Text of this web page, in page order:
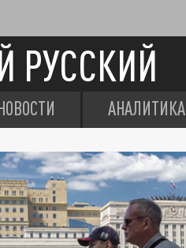
РУССКИЙ
АНАЛИТИКА